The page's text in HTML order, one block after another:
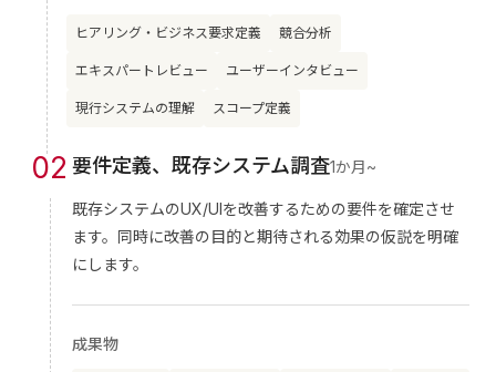
ヒアリング・ビジネス要求定義 競合分析
エキスパートレビュー ユーザーインタビュー
現行システムの理解 スコープ定義
02 要件定義、既存システム調査1か月~
既存システムのUX/UIを改善するための要件を確定させ
ます。同時に改善の目的と期待される効果の仮説を明確
にします。
成果物